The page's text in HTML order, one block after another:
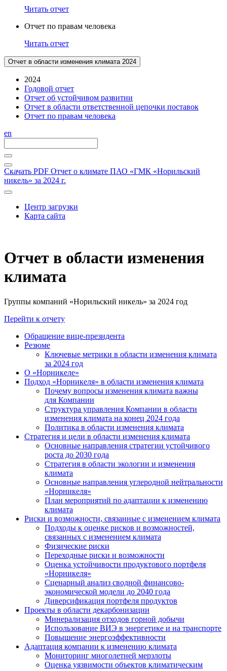
Читать отчет
Отчет по правам человека
Читать отчет
Отчет в области изменения климата 2024
2024
Годовой отчет
Отчет об устойчивом развитии
Отчет в области ответственной цепочки поставок
Отчет по правам человека
en
Скачать PDF Отчет о климате ПАО «ГМК «Норильский
никель» за 2024 г.
Центр загрузки
Карта сайта
Отчет в области изменения
климата
Группы компаний «Норильский никель» за 2024 год
Перейти к отчету
Обращение вице-президента
Резюме
Ключевые метрики в области изменения климата
за 2024 год
О «Норникеле»
Подход «Норникеля» в области изменения климата
Почему вопросы изменения климата важны
для Компании
Структура управления Компании в области
изменения климата на конец 2024 года
Политика в области изменения климата
Стратегия и цели в области изменения климата
Основные направления стратегии устойчивого
роста до 2030 года
Стратегия в области экологии и изменения
климата
Основные направления углеродной нейтральности
«Норникеля»
План мероприятий по адаптации к изменению
климата
Риски и возможности, связанные с изменением климата
Подходы к оценке рисков и возможностей,
связанных с изменением климата
Физические риски
Переходные риски и возможности
Оценка устойчивости продуктового портфеля
«Норникеля»
Сценарный анализ сводной финансово-
экономической модели до 2040 года
Диверсификация портфеля продуктов
Проекты в области декарбонизации
Минерализация отходов горной добычи
Использование ВИЭ в энергетике и на транспорте
Повышение энергоэффективности
Адаптация компании к изменению климата
Мониторинг многолетней мерзлоты
Оценка уязвимости объектов климатическим